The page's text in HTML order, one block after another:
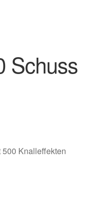
Schuss
Knalleffekten